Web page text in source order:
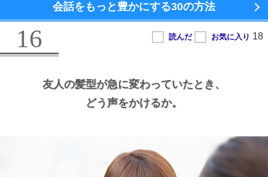
会話をもっと豊かにする30の方法
16
友人の髪型が急に変わっていたとき、
どう声をかけるか。